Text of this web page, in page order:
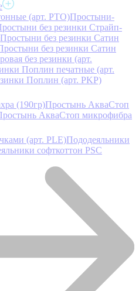
(арт. PTO)Простыни-
без резинки Страйп-
Простыни без резинки Сатин
без резинки Сатин
без резинки (арт.
Поплин печатные (арт.
Поплин (арт. PKP)
(190гр)Простынь АкваСтоп
АкваСтоп микрофибра
(арт. PLE)Пододеяльники
софткоттон PSC